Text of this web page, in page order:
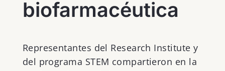
biofarmacéutica
Representantes del Research Institute y
del programa STEM compartieron en la